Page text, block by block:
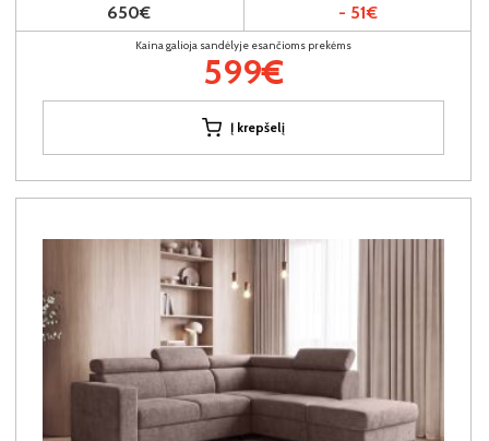
650€ - 51€
Kaina galioja sandėlyje esančioms prekėms
599€
Į krepšelį